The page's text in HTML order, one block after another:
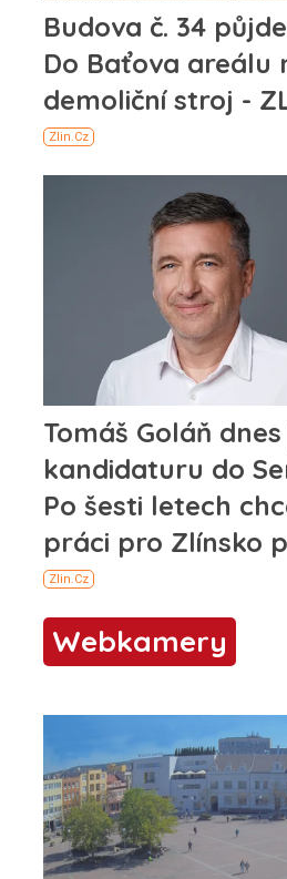
Webkamery